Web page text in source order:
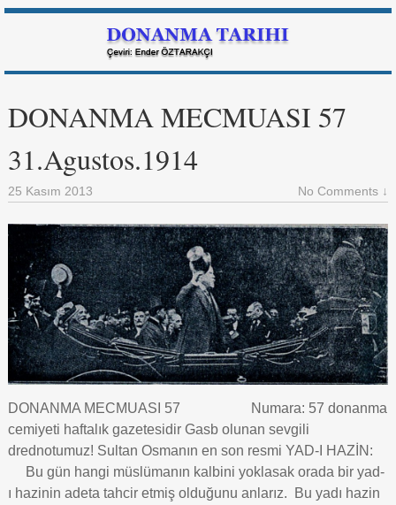
DONANMA MECMUASI 57
31.Agustos.1914
25 Kasım 2013 No Comments ↓
DONANMA MECMUASI 57 Numara: 57 donanma
cemiyeti haftalık gazetesidir Gasb olunan sevgili
drednotumuz! Sultan Osmanın en son resmi YAD-I HAZİN:
Bu gün hangi müslümanın kalbini yoklasak orada bir yad-
ı hazinin adeta tahcir etmiş olduğunu anlarız. Bu yadı hazin